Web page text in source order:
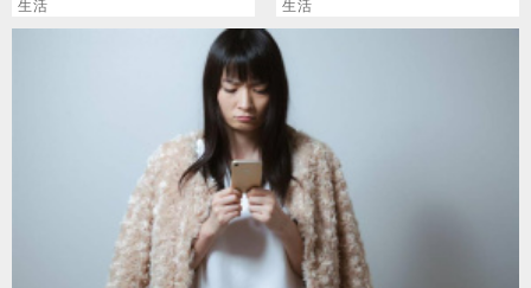
轟：頭撞到才嫁
生活
費」抱走千萬大獎
生活